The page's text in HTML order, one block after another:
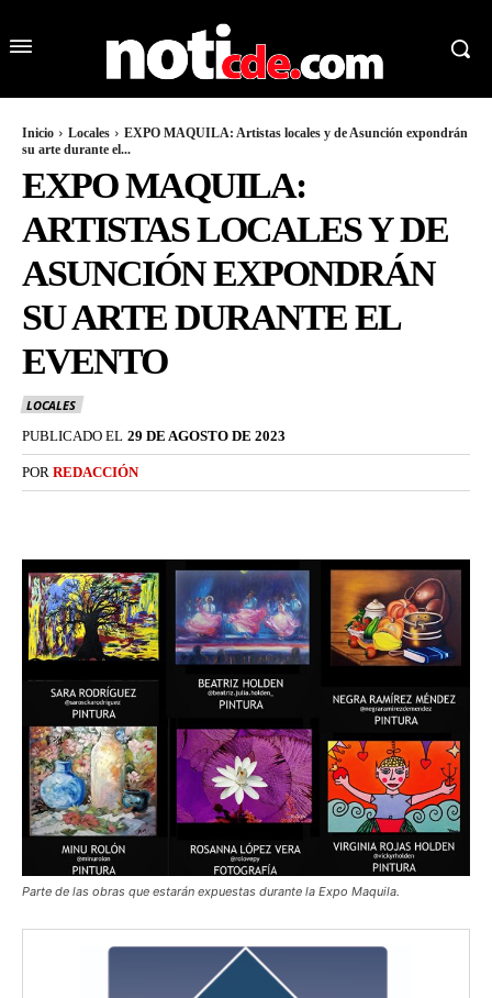
Inicio Locales
EXPO MAQUILA: Artistas locales y de Asunción expondrán
su arte durante el...
EXPO MAQUILA:
ARTISTAS LOCALES Y DE
ASUNCIÓN EXPONDRÁN
SU ARTE DURANTE EL
EVENTO
LOCALES
PUBLICADO EL 29 DE AGOSTO DE 2023
POR REDACCIÓN
Parte de las obras que estarán expuestas durante la Expo Maquila.